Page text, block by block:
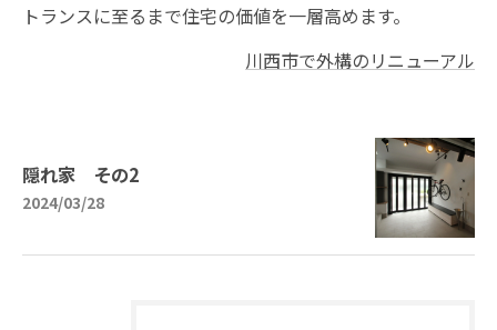
トランスに至るまで住宅の価値を一層高めます。
川西市で外構のリニューアル
隠れ家 その2
2024/03/28